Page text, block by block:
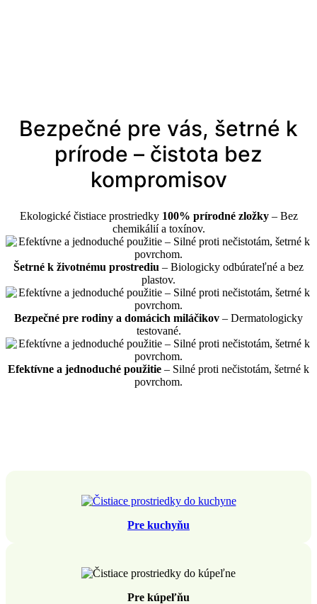
Bezpečné pre vás, šetrné k
prírode – čistota bez
kompromisov
Ekologické čistiace prostriedky 100% prírodné zložky– Bez
chemikálií a toxínov.
Šetrné k životnému prostrediu – Biologicky odbúrateľné a bez
plastov.
Bezpečné pre rodiny a domácich miláčikov – Dermatologicky
testované.
Efektívne a jednoduché použitie – Silné proti nečistotám, šetrné k
povrchom.
Pre kuchyňu
Pre kúpeľňu